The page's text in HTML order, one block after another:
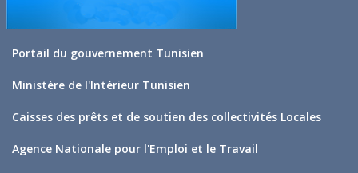
Portail du gouvernement Tunisien
Ministère de l'Intérieur Tunisien
Caisses des prêts et de soutien des collectivités Locales
Agence Nationale pour l'Emploi et le Travail